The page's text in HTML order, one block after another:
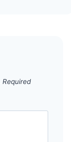
Required